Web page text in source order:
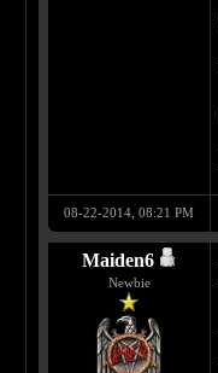
08-22-2014, 08:21 PM
Maiden6
Newbie